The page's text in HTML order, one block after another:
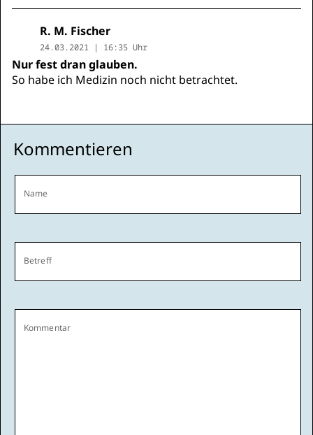
R. M. Fischer
24.03.2021 | 16:35 Uhr
Nur fest dran glauben.
So habe ich Medizin noch nicht betrachtet.
Kommentieren
Name
Betreff
Kommentar